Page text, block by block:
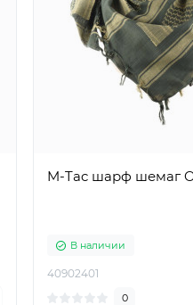
M-Tac шарф шемаг
В наличии
40902401
0